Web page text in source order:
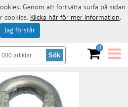
0
Genom att fortsätta surfa på sidan
cookies. Klicka här för mer information.
Jag förstår